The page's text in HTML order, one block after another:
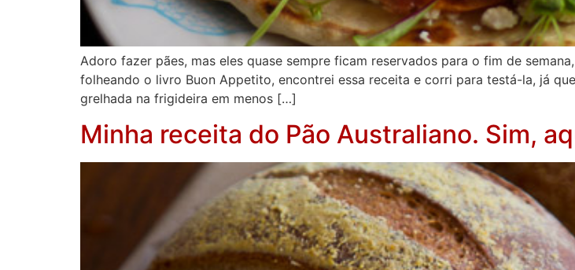
Adoro fazer pães, mas eles quase sempre ficam reservados para o fim de
folheando o livro Buon Appetito, encontrei essa receita e corri para testá-la, já
grelhada na frigideira em menos […]
Minha receita do Pão Australiano. Sim,